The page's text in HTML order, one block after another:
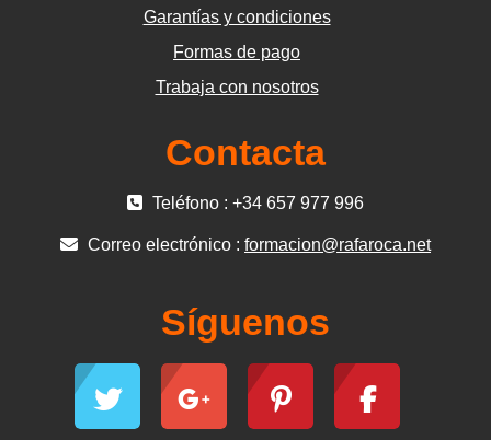
Garantías y condiciones
Formas de pago
Trabaja con nosotros
Contacta
Teléfono : +34 657 977 996
Correo electrónico : formacion@rafaroca.net
Síguenos